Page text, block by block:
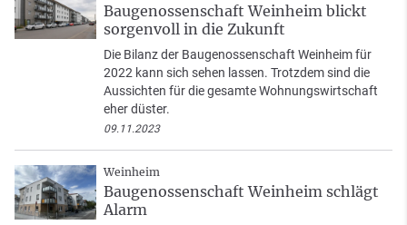
Baugenossenschaft Weinheim blickt
sorgenvoll in die Zukunft
Die Bilanz der Baugenossenschaft Weinheim für
2022 kann sich sehen lassen. Trotzdem sind die
Aussichten für die gesamte Wohnungswirtschaft
eher düster.
09.11.2023
Weinheim
Baugenossenschaft Weinheim schlägt
Alarm